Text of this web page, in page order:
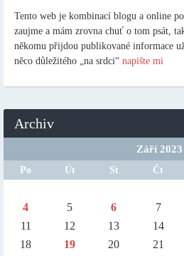
Tento web je kombinací blogu a online
zaujme a mám zrovna chuť o tom psát,
někomu přijdou publikované informace
něco důležitého „na srdci“ napište mi
Archiv
Září 2023
Po Út St Čt
4
5 6 7
11
12 13 14
18
19 20 21